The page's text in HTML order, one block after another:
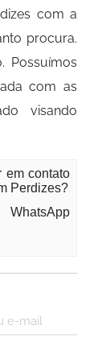
com a
procura.
Possuímos
com as
visando
em contato
Perdizes?